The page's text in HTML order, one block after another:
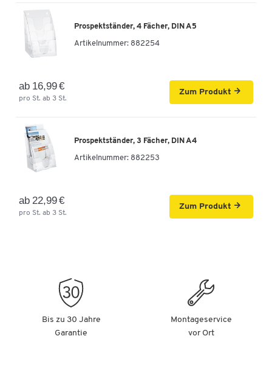
Prospektständer, 4 Fächer, DIN A5
Artikelnummer: 882254
ab 16,99 €
pro St. ab 3 St.
Zum Produkt
Prospektständer, 3 Fächer, DIN A4
Artikelnummer: 882253
ab 22,99 €
pro St. ab 3 St.
Zum Produkt
Bis zu 30 Jahre
Garantie
Montageservice
vor Ort